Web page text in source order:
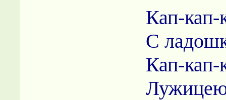
Кап-кап-
С
Кап-кап-
Лужицею